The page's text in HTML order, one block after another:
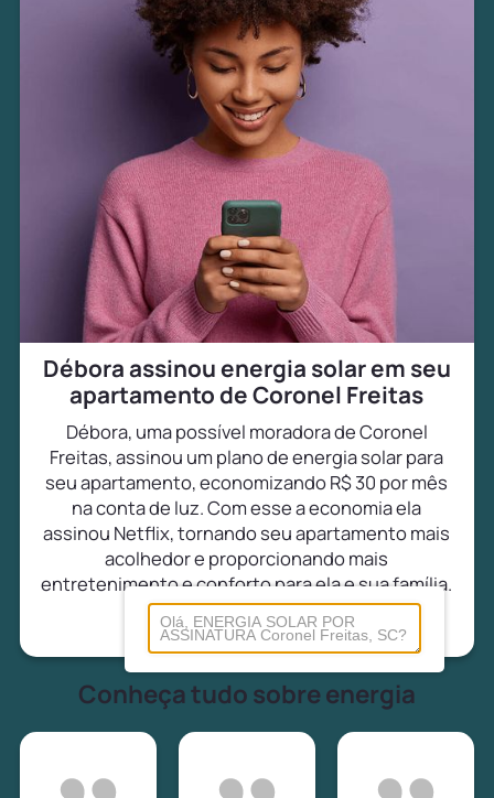
Débora assinou energia solar em seu
apartamento de Coronel Freitas
Débora, uma possível moradora de Coronel
Freitas, assinou um plano de energia solar para
seu apartamento, economizando R$ 30 por mês
na conta de luz. Com esse a economia ela
assinou Netflix, tornando seu apartamento mais
acolhedor e proporcionando mais
entretenimento e conforto para ela e sua família.
Conheça tudo sobre energia